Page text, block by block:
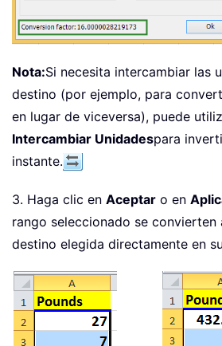
Nota:Si necesita intercambiar las
destino (por ejemplo, para
en lugar de viceversa), puede
Intercambiar Unidadespara
instante.
3. Haga clic en Aceptar o en
rango seleccionado se convierten
destino elegida directamente en